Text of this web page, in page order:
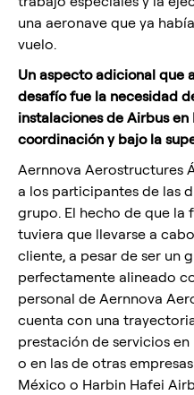
una aeronave que ya
vuelo.
Un aspecto adicional que
desafío fue la necesidad
instalaciones de Airbus
coordinación y bajo la
Aernnova Aerostructures
a los participantes de las
grupo. El hecho de que la
tuviera que llevarse a
cliente, a pesar de ser un
perfectamente alineado
personal de Aernnova
cuenta con una
prestación de servicios
o en las de otras
México o Harbin Hafei